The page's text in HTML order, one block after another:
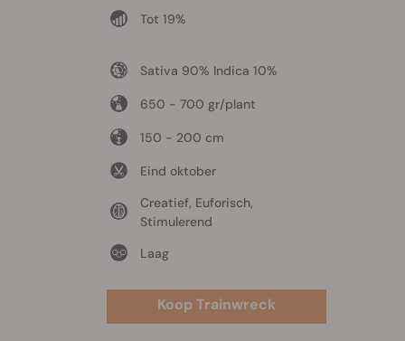
Tot 19%
Sativa 90% Indica 10%
650 - 700 gr/plant
150 - 200 cm
Eind oktober
Creatief, Euforisch,
Stimulerend
Laag
Koop Trainwreck